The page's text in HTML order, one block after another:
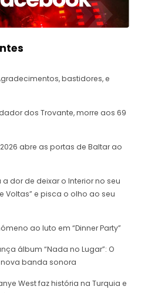
bastidores, e
dos Trovante, morre aos 69
abre as portas de Baltar ao
dor de deixar o Interior no seu
Voltas” e pisca o olho ao seu
ao luto em “Dinner Party”
álbum “Nada no Lugar”: O
banda sonora
West faz história na Turquia e